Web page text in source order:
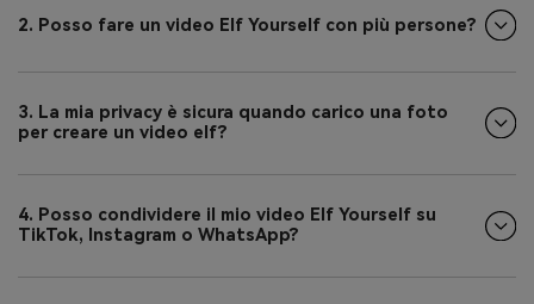
2. Posso fare un video Elf Yourself con più persone?
3. La mia privacy è sicura quando carico una foto
per creare un video elf?
4. Posso condividere il mio video Elf Yourself su
TikTok, Instagram o WhatsApp?